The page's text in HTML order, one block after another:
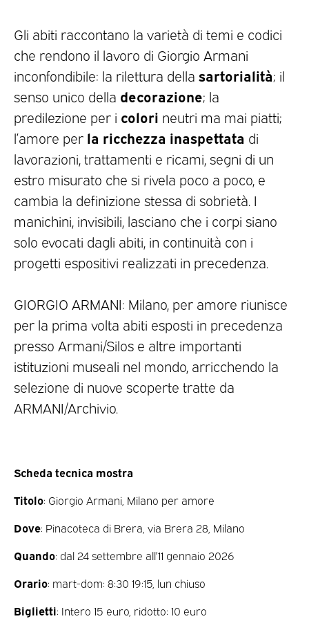
Gli abiti raccontano la varietà di temi e codici
che rendono il lavoro di Giorgio Armani
inconfondibile: la rilettura della sartorialità; il
senso unico della decorazione; la
predilezione per i colori neutri ma mai piatti;
l’amore per la ricchezza inaspettata di
lavorazioni, trattamenti e ricami, segni di un
estro misurato che si rivela poco a poco, e
cambia la definizione stessa di sobrietà. I
manichini, invisibili, lasciano che i corpi siano
solo evocati dagli abiti, in continuità con i
progetti espositivi realizzati in precedenza.
GIORGIO ARMANI: Milano, per amore riunisce
per la prima volta abiti esposti in precedenza
presso Armani/Silos e altre importanti
istituzioni museali nel mondo, arricchendo la
selezione di nuove scoperte tratte da
ARMANI/Archivio.
Scheda tecnica mostra
Titolo: Giorgio Armani, Milano per amore
Dove: Pinacoteca di Brera, via Brera 28, Milano
Quando: dal 24 settembre all’11 gennaio 2026
Orario: mart-dom: 8:30 19:15, lun chiuso
Biglietti: Intero 15 euro, ridotto: 10 euro